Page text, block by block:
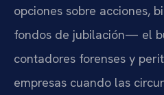
opciones sobre acciones,
fondos de jubilación— el
contadores forenses y
empresas cuando las